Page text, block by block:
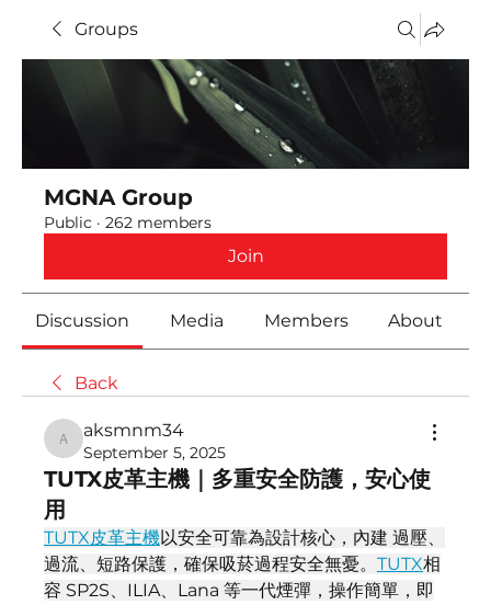
Groups
MGNA Group
Public · 262 members
Join
Discussion Media Members About
Back
aksmnm34
aksmnm34
September 5, 2025
TUTX皮革主機｜多重安全防護，安心使
用
TUTX皮革主機以安全可靠為設計核心，內建 過壓、
過流、短路保護，確保吸菸過程安全無憂。 TUTX相
容 SP2S、ILIA、Lana 等一代煙彈，操作簡單，即